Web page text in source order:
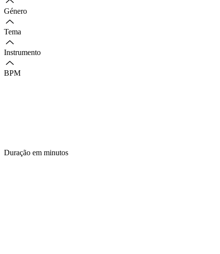
Género
Tema
Instrumento
BPM
Duração em minutos